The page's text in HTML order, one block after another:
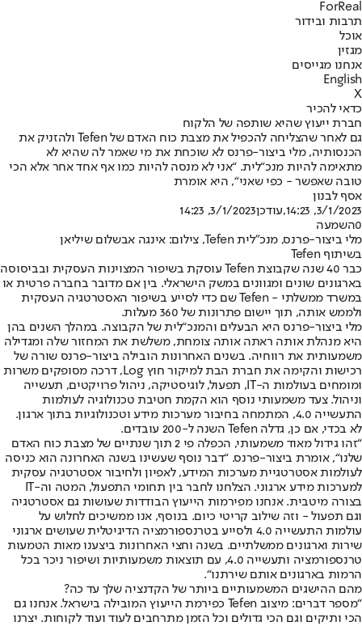
ForReal
תרבות ובידור
אוכל
מגזין
אנחנו מגייסים
English
X
כדאי להכיר
חברת ייעוץ שהיא שותפה של הלקוח
גם לאחר שהצליחה להכפיל את מצבת כוח האדם של Tefen ולהזניק את
הכנסותיה, מלי ביצור-פרנס לא שוכחת את מי שאמר לה שהיא לא
מתאימה להיות מנכ“לית. “אני לא מנסה להיות כמו אף אחד אחר אלא הכי
טובה שאפשר - כפי שאני“, היא אומרת
אסף לבנון
3/1/2023, 14:23
,עודכן3/1/2023, 14:23
0השמעה
מלי ביצור-פרנס, מנכ"לית Tefen, צילום: אינגה אבשלום שיליאן
בשיתוף Tefen
כבר 40 שנה שקבוצת Tefen עוסקת בשיפור המצוינות העסקית ובביסוסה
בארגונים שונים ומגוונים במשק הישראלי. בין אם מדובר בחברה פרטית או
במשרד ממשלתי - Tefen שם כדי לסייע בשיפור האסטרטגיה העסקית
ולממש אותה, תוך יישום פתרונות של 360 מעלות.
מלי ביצור-פרנס היא הבעלים והמנכ“לית של הקבוצה. במהלך השנים בהן
היא מנהלת אותה ראתה אותה צומחת, משלשת את המחזור שלה ומגדילה
משמעותית את רווחיה. בשנים האחרונות הובילה ביצור-פרנס שורה של
רכישות והקימה את חברת הבת למיקור חוץ Log, דרכה מסופקים משרות
ומומחים בעולמות ה-IT, תפעול, לוגיסטיקה, ניהול פרויקטים, תעשייה
וניהול. צעד משמעותי נוסף הוא הקמת חטיבת טכנולוגיה לעולמות
התעשייה 4.0, המתמחה בחיבור מערכות מידע וטכנולוגיות בתוך ארגון.
לא בכדי, אם כן, גדלה Tefen השנה ל-200 עובדים.
“זהו גידול מאוד משמעותי, הכפלה פי 2 תוך שנתיים של מצבת כוח האדם
שלנו“, אומרת ביצור-פרנס. “דבר נוסף שעשינו בשנה האחרונה הוא כניסה
לעולמות אסטרטגיית מערכות המידע, לאפיון ולחיבור אסטרטגיה עסקית
למערכות מידע ארגוני. הצלחנו לחבר בין תחומי התפעול, המטה וה-IT
בצורה מיטבית. אנחנו מפירמות הייעוץ הבודדות שעושות גם אסטרטגיה
וגם תפעול - וזה שילוב קריטי כיום. בנוסף, אנו ממשיכים לחלוש על
עולמות התעשייה 4.0 ולסייע בטרנספורמציה הדיגיטלית שעושים ארגוני
שירות וארגונים ממשלתיים. בשנה וחצי האחרונות ביצענו מאות הטמעות
טרנספורמציה ותעשייה 4.0, עם תוצאות משמעותיות ושיפור ניכר בכל
הרמות בארגונים אותם שירתנו“.
מהם ההישגים המשמעותיים ביותר של הקדנציה שלך עד כה?
“מספר דברים: מיצוב Tefen כפירמת הייעוץ המובילה בישראל. אנחנו גם
הכי ותיקים וגם הכי גדולים וכל הזמן מתרחבים לעוד ועוד לקוחות. יצרנו